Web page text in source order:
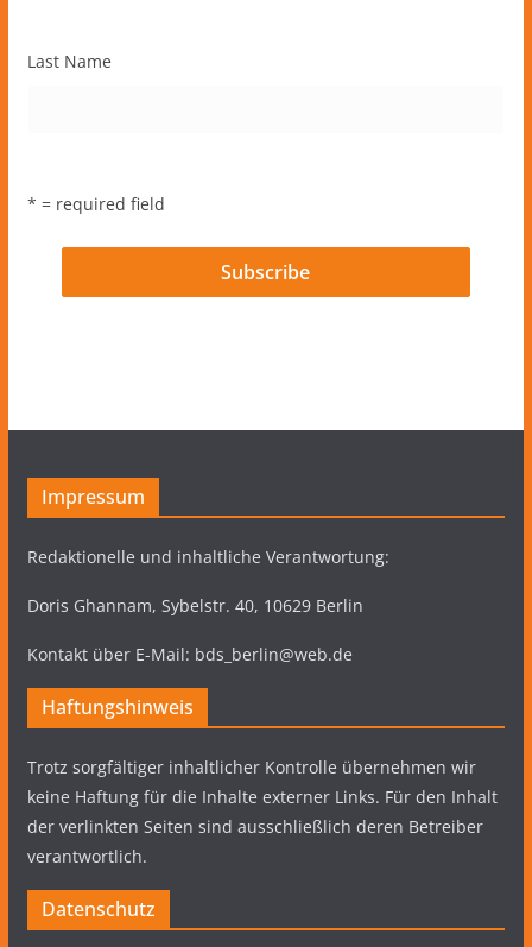
Last Name
* = required field
Impressum
Redaktionelle und inhaltliche Verantwortung:
Doris Ghannam, Sybelstr. 40, 10629 Berlin
Kontakt über E-Mail: bds_berlin@web.de
Haftungshinweis
Trotz sorgfältiger inhaltlicher Kontrolle übernehmen wir
keine Haftung für die Inhalte externer Links. Für den Inhalt
der verlinkten Seiten sind ausschließlich deren Betreiber
verantwortlich.
Datenschutz